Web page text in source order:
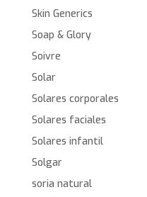
Skin Generics
Soap & Glory
Soivre
Solar
Solares corporales
Solares faciales
Solares infantil
Solgar
soria natural